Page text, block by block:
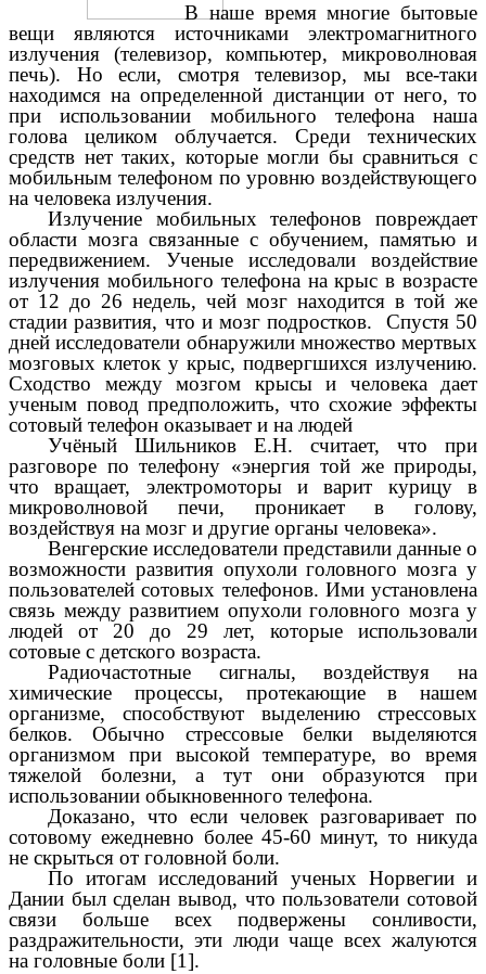
В наше время многие бытовые
вещи являются источниками электромагнитного
излучения (телевизор, компьютер, микроволновая
печь). Но если, смотря телевизор, мы все-таки
находимся на определенной дистанции от него, то
при использовании мобильного телефона наша
голова целиком облучается. Среди технических
средств нет таких, которые могли бы сравниться с
мобильным телефоном по уровню воздействующего
на человека излучения.
Излучение мобильных телефонов повреждает
области мозга связанные с обучением, памятью и
передвижением. Ученые исследовали воздействие
излучения мобильного телефона на крыс в возрасте
от 12 до 26 недель, чей мозг находится в той же
стадии развития, что и мозг подростков. Спустя 50
дней исследователи обнаружили множество мертвых
мозговых клеток у крыс, подвергшихся излучению.
Сходство между мозгом крысы и человека дает
ученым повод предположить, что схожие эффекты
сотовый телефон оказывает и на людей
Учёный Шильников Е.Н. считает, что при
разговоре по телефону «энергия той же природы,
что вращает, электромоторы и варит курицу в
микроволновой печи, проникает в голову,
воздействуя на мозг и другие органы человека».
Венгерские исследователи представили данные о
возможности развития опухоли головного мозга у
пользователей сотовых телефонов. Ими установлена
связь между развитием опухоли головного мозга у
людей от 20 до 29 лет, которые использовали
сотовые с детского возраста.
Радиочастотные сигналы, воздействуя на
химические процессы, протекающие в нашем
организме, способствуют выделению стрессовых
белков. Обычно стрессовые белки выделяются
организмом при высокой температуре, во время
тяжелой болезни, а тут они образуются при
использовании обыкновенного телефона.
Доказано, что если человек разговаривает по
сотовому ежедневно более 45-60 минут, то никуда
не скрыться от головной боли.
По итогам исследований ученых Норвегии и
Дании был сделан вывод, что пользователи сотовой
связи больше всех подвержены сонливости,
раздражительности, эти люди чаще всех жалуются
на головные боли [1].